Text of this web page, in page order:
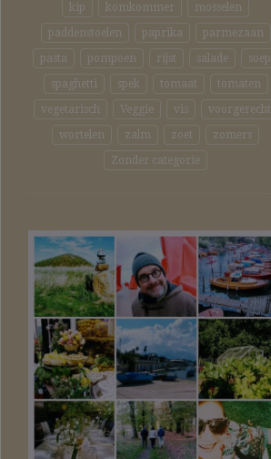
kip
komkommer
mosselen
paddenstoelen
paprika
parmezaan
pasta
pompoen rijst salade
soep
spaghetti
spek tomaat
tomaten
vegetarisch
Veggie vis
voorgerecht
wortelen
zalm zoet
zomers
Zonder categorie